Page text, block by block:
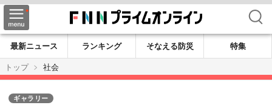
検索
最新ニュース ランキング そなえる防災
特集
トップ
社会
ギャラリー